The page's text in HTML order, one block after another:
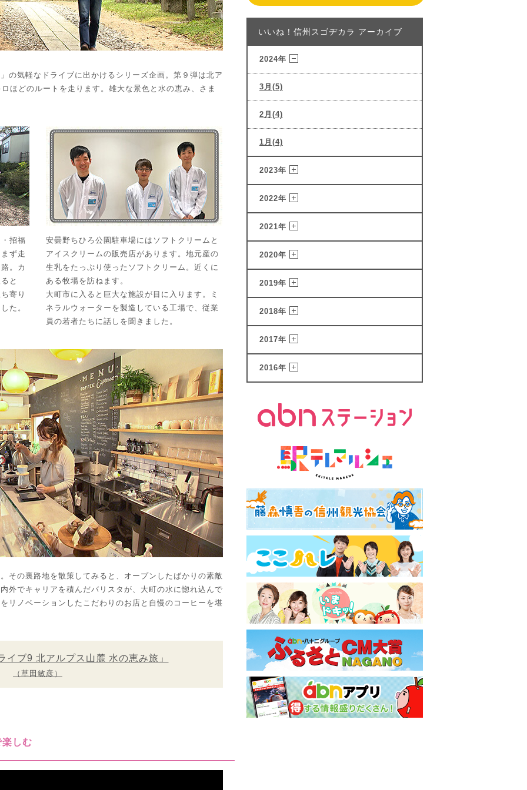
の気軽なドライブに出かけるシリーズ企画。第９弾は北ア
ほどのルートを走ります。雄大な景色と水の恵み、さま
招福
ず走
。カ
と
寄り
た。
安曇野ちひろ公園駐車場にはソフトクリームと
アイスクリームの販売店があります。地元産の
生乳をたっぷり使ったソフトクリーム。近くに
ある牧場を訪ねます。
大町市に入ると巨大な施設が目に入ります。ミ
ネラルウォーターを製造している工場で、従業
員の若者たちに話しを聞きました。
その裏路地を散策してみると、オープンしたばかりの素敵
外でキャリアを積んだバリスタが、大町の水に惚れ込んで
リノベーションしたこだわりのお店と自慢のコーヒーを堪
イブ9 北アルプス山麓 水の恵み旅」
（草田敏彦）
しむ
いいね！信州スゴヂカラ アーカイブ
2024年
3月(5)
2月(4)
1月(4)
2023年
2022年
2021年
2020年
2019年
2018年
2017年
2016年